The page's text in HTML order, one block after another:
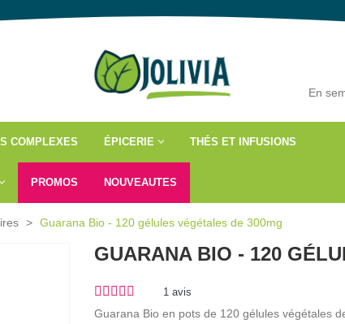
En
COMPLEXES ÉPICERIE THÉS ET INFUSIONS
PROMOS NOUVEAUTES
> Guarana Bio - 120 gélules végétales de 300mg
GUARANA BIO - 120
1 avis
Guarana Bio en pots de 120 gélules végétales